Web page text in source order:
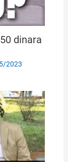
dinara
2023